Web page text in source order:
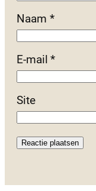
Naam *
E-mail*
Site